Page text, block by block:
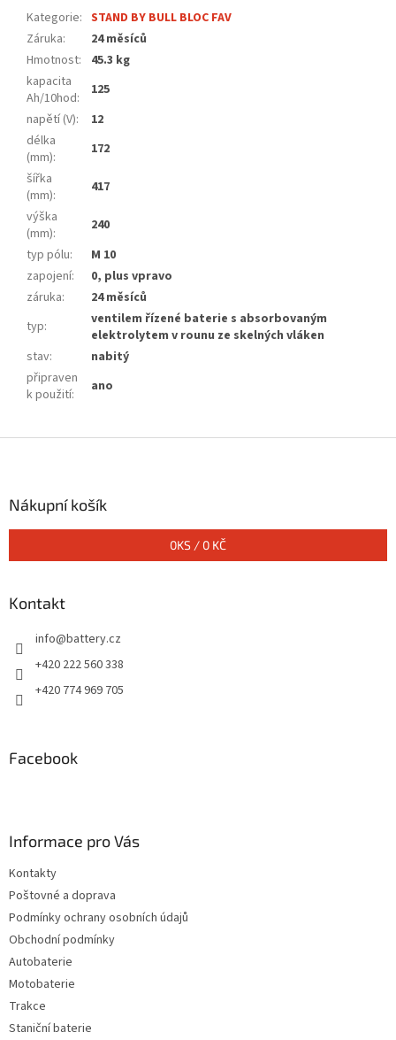
Kategorie: STAND BY BULL BLOC FAV
Záruka:
24 měsíců
Hmotnost:
45.3 kg
kapacita
Ah/10hod:
125
napětí (V):
12
délka
(mm):
172
šířka
(mm):
417
výška
(mm):
240
typ pólu:
M 10
zapojení:
0, plus vpravo
záruka:
24 měsíců
typ:
ventilem řízené baterie s absorbovaným
elektrolytem v rounu ze skelných vláken
stav:
nabitý
připraven
k použití: ano
Nákupní košík
0KS / 0 KČ
Kontakt
info@battery.cz
+420 222 560 338
+420 774 969 705
Facebook
Informace pro Vás
Kontakty
Poštovné a doprava
Podmínky ochrany osobních údajů
Obchodní podmínky
Autobaterie
Motobaterie
Trakce
Staniční baterie